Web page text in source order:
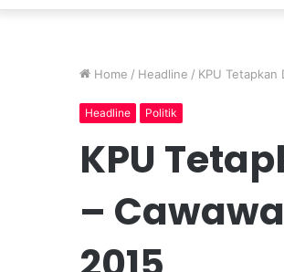
Home / Headline / KPU Tetapkan
Headline Politik
KPU
–